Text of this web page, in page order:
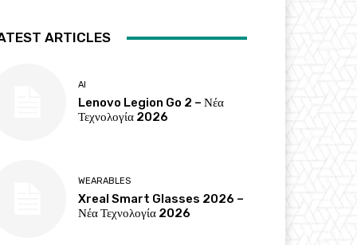
ARTICLES
AI
Lenovo Legion Go 2 – Νέα
Τεχνολογία 2026
WEARABLES
Xreal Smart Glasses 2026 –
Νέα Τεχνολογία 2026